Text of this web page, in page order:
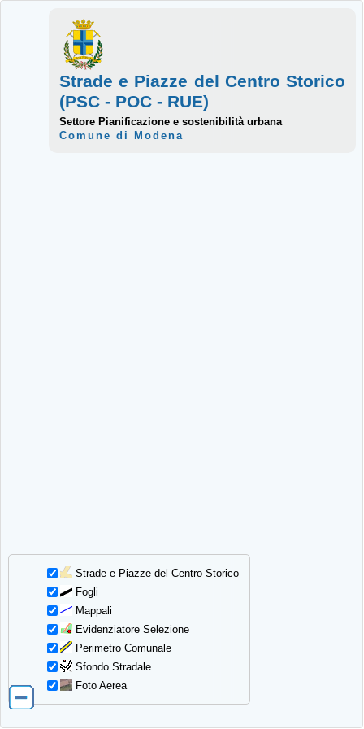
Strade e Piazze del Centro Storico
Fogli
Mappali
Evidenziatore Selezione
Perimetro Comunale
Sfondo Stradale
Foto Aerea
Strade e Piazze del Centro Storico
(PSC - POC - RUE)
Settore Pianificazione e sostenibilità urbana
Comune di Modena